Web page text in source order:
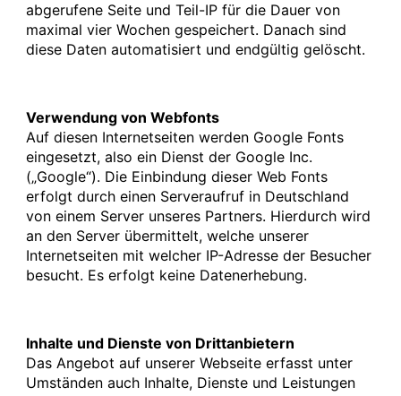
abgerufene Seite und Teil-IP für die Dauer von
maximal vier Wochen gespeichert. Danach sind
diese Daten automatisiert und endgültig gelöscht.
Verwendung von Webfonts
Auf diesen Internetseiten werden Google Fonts
eingesetzt, also ein Dienst der Google Inc.
(„Google“). Die Einbindung dieser Web Fonts
erfolgt durch einen Serveraufruf in Deutschland
von einem Server unseres Partners. Hierdurch wird
an den Server übermittelt, welche unserer
Internetseiten mit welcher IP-Adresse der Besucher
besucht. Es erfolgt keine Datenerhebung.
Inhalte und Dienste von Drittanbietern
Das Angebot auf unserer Webseite erfasst unter
Umständen auch Inhalte, Dienste und Leistungen